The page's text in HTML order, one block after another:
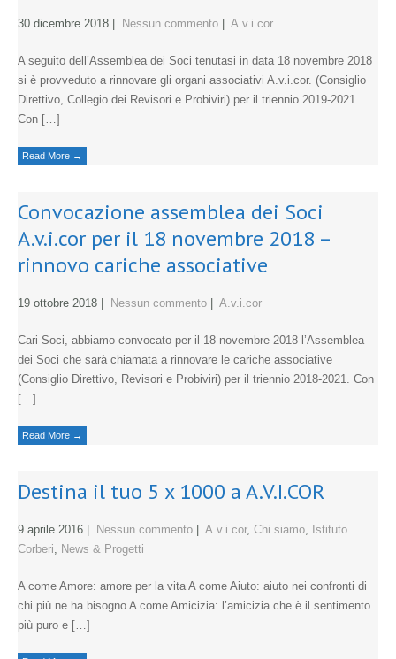
30 dicembre 2018 Nessun commento A.v.i.cor
A seguito dell’Assemblea dei Soci tenutasi in data 18 novembre 2018
si è provveduto a rinnovare gli organi associativi A.v.i.cor. (Consiglio
Direttivo, Collegio dei Revisori e Probiviri) per il triennio 2019-2021.
Con […]
Read More →
Convocazione assemblea dei Soci
A.v.i.cor per il 18 novembre 2018 –
rinnovo cariche associative
19 ottobre 2018 Nessun commento A.v.i.cor
Cari Soci, abbiamo convocato per il 18 novembre 2018 l’Assemblea
dei Soci che sarà chiamata a rinnovare le cariche associative
(Consiglio Direttivo, Revisori e Probiviri) per il triennio 2018-2021. Con
[…]
Read More →
Destina il tuo 5 x 1000 a A.V.I.COR
9 aprile 2016 Nessun commento A.v.i.cor, Chi siamo, Istituto
Corberi, News & Progetti
A come Amore: amore per la vita A come Aiuto: aiuto nei confronti di
chi più ne ha bisogno A come Amicizia: l’amicizia che è il sentimento
più puro e […]